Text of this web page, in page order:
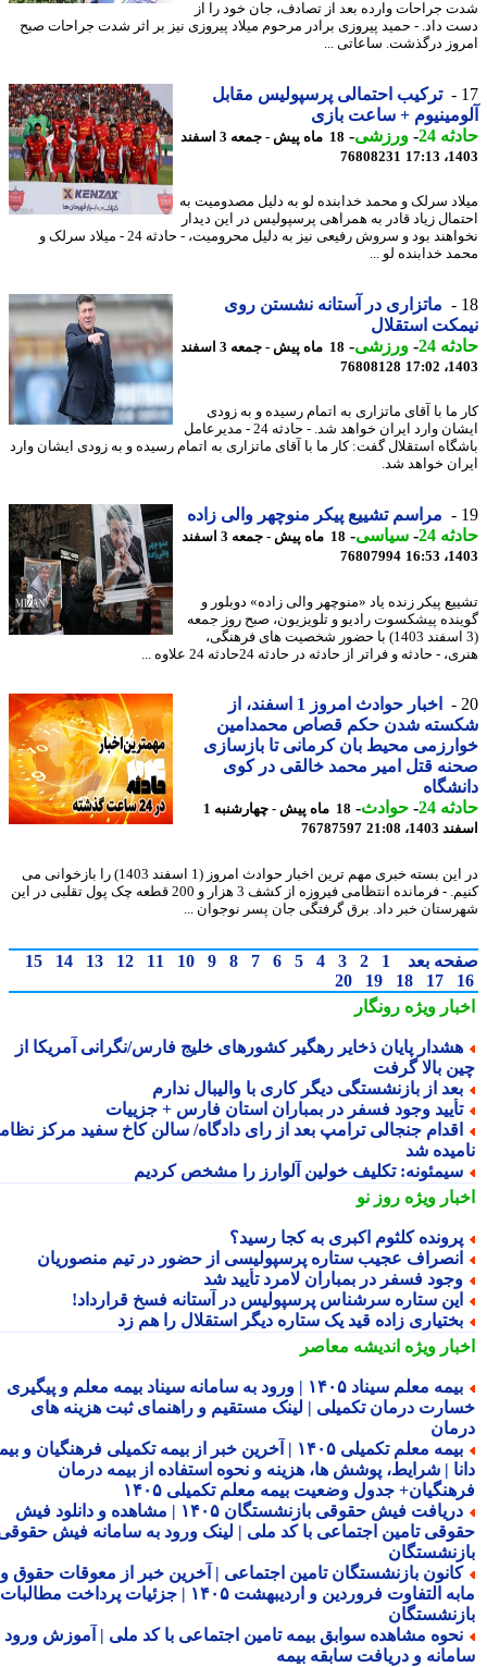
جراحات وارده بعد از تصادف، جان خود را از
داد. - حمید پیروزی برادر مرحوم میلاد پیروزی نیز بر اثر شدت جراحات صبح
درگذشت. ساعاتی ...
ترکیب احتمالی پرسپولیس مقابل
+ ساعت بازی
24
-ورزشی-
18 ماه پیش - جمعه 3 اسفند
76808231
سرلک و محمد خدابنده لو به دلیل مصدومیت به
زیاد قادر به همراهی پرسپولیس در این دیدار
نخواهند بود و سروش رفیعی نیز به دلیل محرومیت، - حادثه 24 - میلاد سرلک و
خدابنده لو ...
ماتزاری در آستانه نشستن روی
استقلال
24
-ورزشی-
18 ماه پیش - جمعه 3 اسفند
76808128
ما با آقای ماتزاری به اتمام رسیده و به زودی
ایشان وارد ایران خواهد شد. - حادثه 24 - مدیرعامل
استقلال گفت: کار ما با آقای ماتزاری به اتمام رسیده و به زودی ایشان وارد
خواهد شد.
مراسم تشییع پیکر منوچهر والی زاده
24
-سیاسی-
18 ماه پیش - جمعه 3 اسفند
76807994
پیکر زنده یاد «منوچهر والی زاده» دوبلور و
پیشکسوت رادیو و تلویزیون، صبح روز جمعه
(3 اسفند 1403) با حضور شخصیت های فرهنگی،
- حادثه و فراتر از حادثه در حادثه 24حادثه 24 علاوه ...
اخبار حوادث امروز 1 اسفند، از
شدن حکم قصاص محمدامین
محیط بان کرمانی تا بازسازی
قتل امیر محمد خالقی در کوی
24
-حوادث -
18 ماه پیش - چهارشنبه 1
21:08
76787597
در این بسته خبری مهم ترین اخبار حوادث امروز (1 اسفند 1403) را بازخوانی می
کنیم. - فرمانده انتظامی فیروزه از کشف 3 هزار و 200 قطعه چک پول تقلبی در این
خبر داد. برق گرفتگی جان پسر نوجوان ...
بعد 1
2
3
4
5
6
7
8
9
10
11
12
13
14
15
17
18
19
20
ویژهرونگار
پایان ذخایر رهگیر کشورهای خلیج فارس/نگرانی آمریکا از
بالا گرفت
از بازنشستگی دیگر کاری با والیبال ندارم
وجود فسفر در بمباران استان فارس + جزییات
جنجالی ترامپ بعد از رای دادگاه/ سالن کاخ سفید مرکز نظامی
شد
تکلیف خولین آلوارز را مشخص کردیم
ویژهروز نو
کلثوم اکبری به کجا رسید؟
عجیب ستاره پرسپولیسی از حضور در تیم منصوریان
فسفر در بمباران لامرد تأیید شد
ستاره سرشناس پرسپولیس در آستانه فسخ قرارداد!
زاده قید یک ستاره دیگر استقلال را هم زد
ویژهاندیشه معاصر
بیمه معلم سیناد ۱۴۰۵ | ورود به سامانه سیناد بیمه معلم و پیگیری
درمان تکمیلی | لینک مستقیم و راهنمای ثبت هزینه های
بیمه معلم تکمیلی ۱۴۰۵ | آخرین خبر از بیمه تکمیلی فرهنگیان و بیمه
| شرایط، پوشش ها، هزینه و نحوه استفاده از بیمه درمان
جدول وضعیت بیمه معلم تکمیلی ۱۴۰۵
دریافت فیش حقوقی بازنشستگان ۱۴۰۵ | مشاهده و دانلود فیش
تامین اجتماعی با کد ملی | لینک ورود به سامانه فیش حقوقی
بازنشستگان تامین اجتماعی | آخرین خبر از معوقات حقوق و
مابه التفاوت فروردین و اردیبهشت ۱۴۰۵ | جزئیات پرداخت مطالبات
مشاهده سوابق بیمه تامین اجتماعی با کد ملی | آموزش ورود به
و دریافت سابقه بیمه